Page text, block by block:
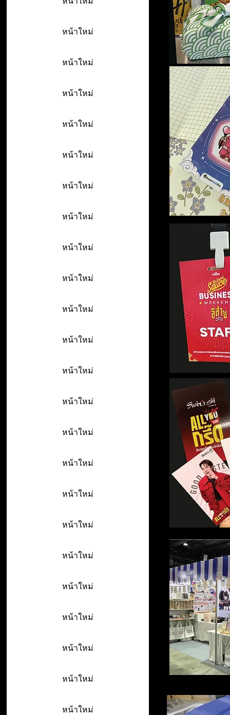
หน้าใหม่
หน้าใหม่
หน้าใหม่
หน้าใหม่
หน้าใหม่
หน้าใหม่
หน้าใหม่
หน้าใหม่
หน้าใหม่
หน้าใหม่
หน้าใหม่
หน้าใหม่
หน้าใหม่
หน้าใหม่
หน้าใหม่
หน้าใหม่
หน้าใหม่
หน้าใหม่
หน้าใหม่
หน้าใหม่
หน้าใหม่
หน้าใหม่
หน้าใหม่